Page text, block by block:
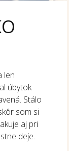
len
úbytok
Stálo
som si
aj pri
deje.